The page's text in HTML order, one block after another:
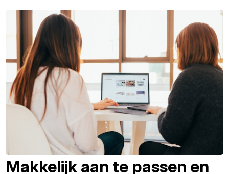
Makkelijk aan te passen en